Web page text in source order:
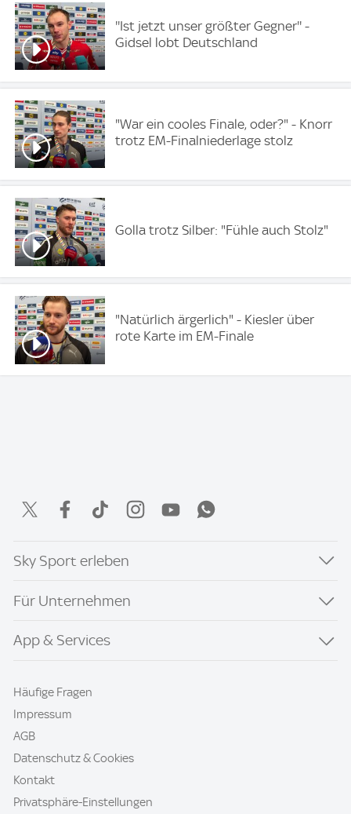
''Ist jetzt unser größter Gegner'' -
Gidsel lobt Deutschland
"War ein cooles Finale, oder?" - Knorr
trotz EM-Finalniederlage stolz
Golla trotz Silber: "Fühle auch Stolz"
"Natürlich ärgerlich" - Kiesler über
rote Karte im EM-Finale
Sky Sport erleben
Für Unternehmen
App & Services
Häufige Fragen
Impressum
AGB
Datenschutz & Cookies
Kontakt
Privatsphäre-Einstellungen